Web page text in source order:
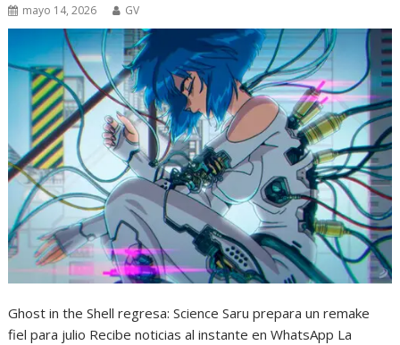
mayo 14, 2026 GV
Ghost in the Shell regresa: Science Saru prepara un remake
fiel para julio Recibe noticias al instante en WhatsApp La